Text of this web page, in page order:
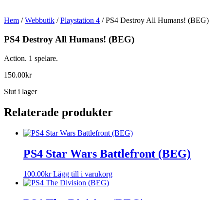
Hem /Webbutik /Playstation 4 / PS4 Destroy All Humans! (BEG)
PS4 Destroy All Humans! (BEG)
Action. 1 spelare.
150.00kr
Slut i lager
Relaterade produkter
PS4 Star Wars Battlefront (BEG)
100.00kr Lägg till i varukorg